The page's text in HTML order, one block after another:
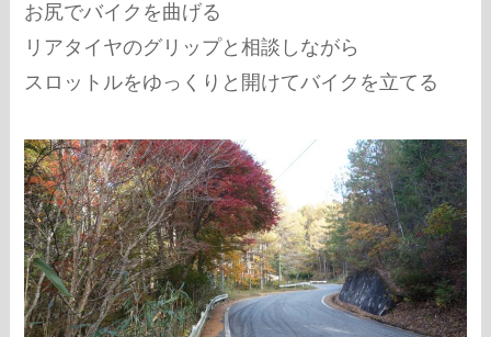
お尻でバイクを曲げる
リアタイヤのグリップと相談しながら
スロットルをゆっくりと開けてバイクを立てる